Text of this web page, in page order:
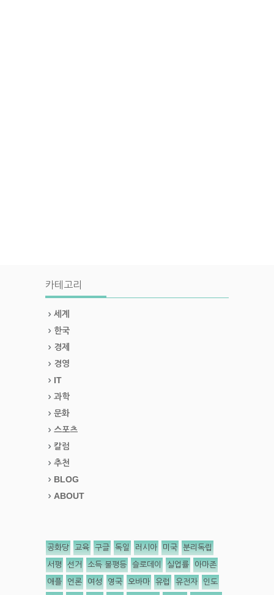
카테고리
세계
한국
경제
경영
IT
과학
문화
스포츠
칼럼
추천
BLOG
ABOUT
공화당 교육 구글 독일 러시아 미국 분리독립
서평 선거 소득 불평등 슬로데이 실업률 아마존
애플 언론 여성 영국 오바마 유럽 유전자 인도